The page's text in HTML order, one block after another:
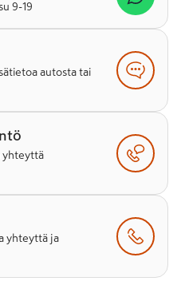
9-19
autosta tai
yhteyttä
yhteyttä ja